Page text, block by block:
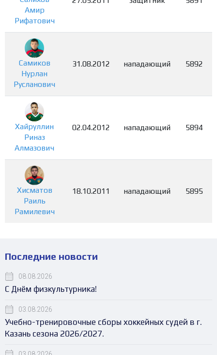
Амир
Рифатович
Самиков
Нурлан
Русланович
31.08.2012 нападающий 5892
Хайруллин
Риназ
Алмазович
02.04.2012 нападающий 5894
Хисматов
Раиль
Рамилевич
18.10.2011 нападающий 5895
Последние новости
08.08.2026
С Днём физкультурника!
03.08.2026
Учебно-тренировочные сборы хоккейных судей в г.
Казань сезона 2026/2027.